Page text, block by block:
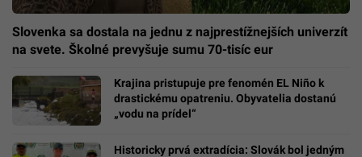
Slovenka sa dostala na jednu z najprestížnejších univerzít
na svete. Školné prevyšuje sumu 70-tisíc eur
Krajina pristupuje pre fenomén EL Niño k
drastickému opatreniu. Obyvatelia dostanú
„vodu na prídel“
Historicky prvá extradícia: Slovák bol jedným